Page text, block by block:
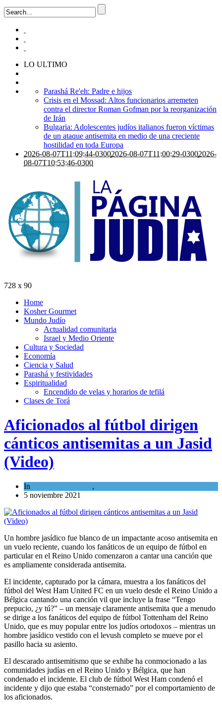
LO ULTIMO
Parashá Re'eh: Padre e hijos
Crisis en el Mossad: Altos funcionarios arremeten
contra el director Roman Gofman por la reorganización
de Irán
Bulgaria: Adolescentes judíos italianos fueron víctimas
de un ataque antisemita en medio de una creciente
hostilidad en toda Europa
2026-08-07T11:09:44-03002026-08-07T11:00:29-03002026-
08-07T10:53:46-0300
728 x 90
Home
Kosher Gourmet
Mundo Judío
Actualidad comunitaria
Israel y Medio Oriente
Cultura y Sociedad
Economía
Ciencia y Salud
Parashá y festividades
Espiritualidad
Encendido de velas y horarios de tefilá
Clases de Torá
Aficionados al fútbol dirigen
cánticos antisemitas a un Jasid
(Video)
In ,
5 noviembre 2021
Un hombre jasídico fue blanco de un impactante acoso antisemita en
un vuelo reciente, cuando los fanáticos de un equipo de fútbol en
particular en el Reino Unido comenzaron a cantar una canción que
es ampliamente considerada antisemita.
El incidente, capturado por la cámara, muestra a los fanáticos del
fútbol del West Ham United FC en un vuelo desde el Reino Unido a
Bélgica cantando una canción vil que incluye la frase “Tengo
prepucio, ¿y tú?” – un mensaje claramente antisemita que a menudo
se dirige a los fanáticos del equipo de fútbol Tottenham del Reino
Unido, que es muy popular entre los judíos ortodoxos – mientras un
hombre jasídico vestido con el levush completo se mueve por el
pasillo hacia su asiento.
El descarado antisemitismo que se exhibe ha conmocionado a las
comunidades judías en el Reino Unido y Bélgica, que han
condenado el incidente. El club de fútbol West Ham condenó el
incidente y dijo que estaba “consternado” por el comportamiento de
los aficionados.